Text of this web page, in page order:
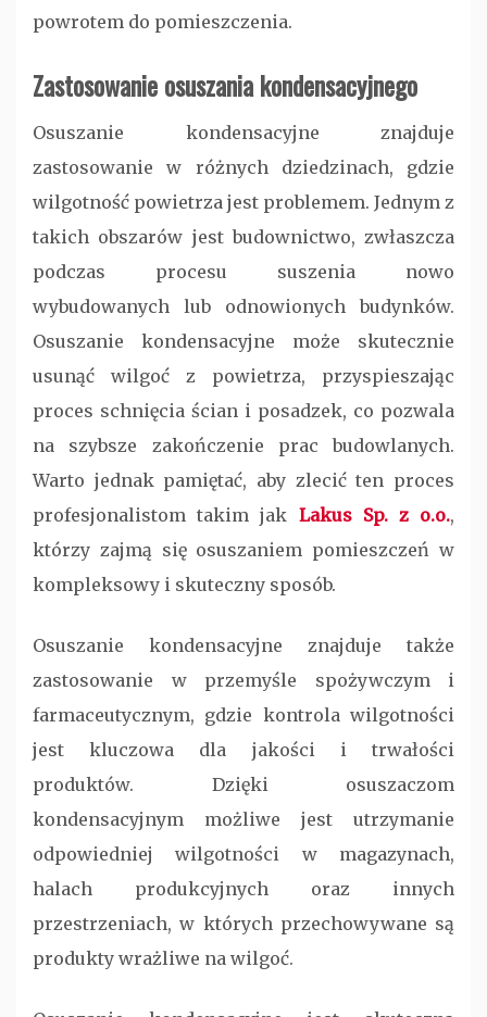
powrotem do pomieszczenia.
Zastosowanie osuszania kondensacyjnego
Osuszanie kondensacyjne znajduje
zastosowanie w różnych dziedzinach, gdzie
wilgotność powietrza jest problemem. Jednym z
takich obszarów jest budownictwo, zwłaszcza
podczas procesu suszenia nowo
wybudowanych lub odnowionych budynków.
Osuszanie kondensacyjne może skutecznie
usunąć wilgoć z powietrza, przyspieszając
proces schnięcia ścian i posadzek, co pozwala
na szybsze zakończenie prac budowlanych.
Warto jednak pamiętać, aby zlecić ten proces
profesjonalistom takim jak Lakus Sp. z o.o.,
którzy zajmą się osuszaniem pomieszczeń w
kompleksowy i skuteczny sposób.
Osuszanie kondensacyjne znajduje także
zastosowanie w przemyśle spożywczym i
farmaceutycznym, gdzie kontrola wilgotności
jest kluczowa dla jakości i trwałości
produktów. Dzięki osuszaczom
kondensacyjnym możliwe jest utrzymanie
odpowiedniej wilgotności w magazynach,
halach produkcyjnych oraz innych
przestrzeniach, w których przechowywane są
produkty wrażliwe na wilgoć.